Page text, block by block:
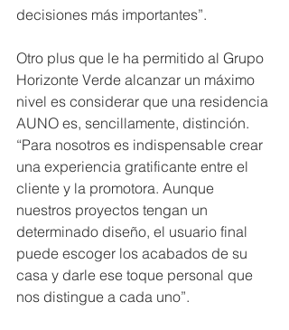
decisiones más importantes”.
Otro plus que le ha permitido al Grupo
Horizonte Verde alcanzar un máximo
nivel es considerar que una residencia
AUNO es, sencillamente, distinción.
“Para nosotros es indispensable crear
una experiencia gratificante entre el
cliente y la promotora. Aunque
nuestros proyectos tengan un
determinado diseño, el usuario final
puede escoger los acabados de su
casa y darle ese toque personal que
nos distingue a cada uno”.